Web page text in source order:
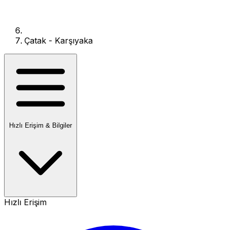
Çatak - Karşıyaka
Hızlı Erişim & Bilgiler
Hızlı Erişim